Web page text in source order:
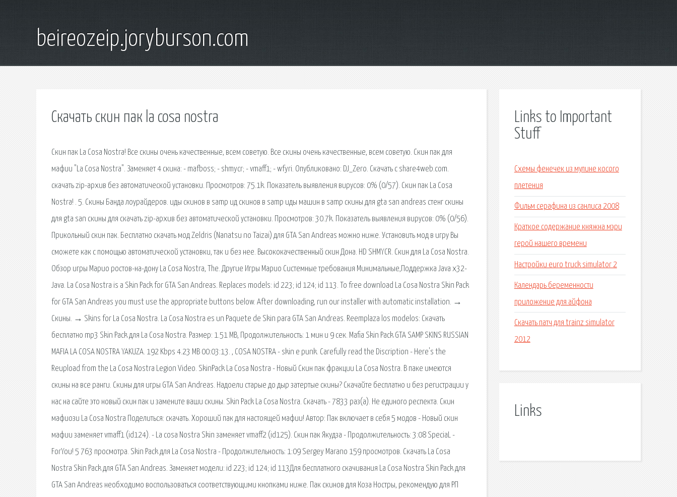
beireozeip.joryburson.com
Скачать скин пак la cosa nostra
Скин пак La Cosa Nostra! Все скины очень качественные, всем советую. Все скины очень качественные, всем советую. Скин пак для
мафии "La Cosa Nostra". Заменяет 4 скина: - mafboss; - shmycr; - vmaff1; - wfyri. Опубликовано: DJ_Zero. Скачать с share4web.com.
скачать zip-архив без автоматической установки. Просмотров: 75.1k. Показатель выявления вирусов: 0% (0/57). Скин пак La Cosa
Nostra! . 5. Скины Банда лоурайдеров. иды скинов в samp ид скинов в samp иды машин в samp скины для gta san andreas стенг скины
для gta san скины для скачать zip-архив без автоматической установки. Просмотров: 30.7k. Показатель выявления вирусов: 0% (0/56).
Прикольный скин пак. Бесплатно скачать мод Zeldris (Nanatsu no Taizai) для GTA San Andreas можно ниже. Установить мод в игру Вы
сможете как с помощью автоматической установки, так и без нее. Высококачественный скин Дона. HD SHMYCR. Скин для La Cosa Nostra.
Обзор игры Марио ростов-на-дону La Cosa Nostra, The. Другие Игры Марио Системные требования Минимальные,Поддержка Java x32-
Java. La Cosa Nostra is a Skin Pack for GTA San Andreas. Replaces models: id 223; id 124; id 113. To free download La Cosa Nostra Skin Pack
for GTA San Andreas you must use the appropriate buttons below. After downloading, run our installer with automatic installation. →
Скины. → Skins for La Cosa Nostra. La Cosa Nostra es un Paquete de Skin para GTA San Andreas. Reemplaza los modelos: Скачать
бесплатно mp3 Skin Pack для La Cosa Nostra. Размер: 1.51 MB, Продолжительность: 1 мин и 9 сек. Mafia Skin Pack GTA SAMP SKINS RUSSIAN
MAFIA LA COSA NOSTRA YAKUZA. 192 Kbps 4.23 MB 00:03:13. , COSA NOSTRA - skin e punk. Carefully read the Discription - Here's the
Reupload from the La Cosa Nostra Legion Video. SkinPack La Cosa Nostra - Новый Скин пак фракции La Cosa Nostra. В паке имеются
скины на все ранги. Скины для игры GTA San Andreas. Надоели старые до дыр затертые скины? Скачайте бесплатно и без регистрации у
нас на сайте это новый скин пак и замените ваши скины. Skin Pack La Cosa Nostra. Скачать - 7833 раз(а). Не единого респекта. Скин
мафиози La Cosa Nostra Поделиться: скачать. Хороший пак для настоящей мафии! Автор: Пак включает в себя 5 модов - Новый скин
мафии заменяет vmaff1 (id124). - La cosa Nostra Skin заменяет vmaff2 (id125). Скин пак Якудза - Продолжительность: 3:08 SpeciaL -
ForYou! 5 763 просмотра. Skin Pack для La Cosa Nostra - Продолжительность: 1:09 Sergey Marano 159 просмотров. Скачать La Cosa
Nostra Skin Pack для GTA San Andreas. Заменяет модели: id 223; id 124; id 113Для бесплатного скачивания La Cosa Nostra Skin Pack для
GTA San Andreas необходимо воспользоваться соответствующими кнопками ниже. Пак скинов для Коза Ностры, рекомендую для РП
Links to Important
Stuff
Схемы фенечек из мулине косого
плетения
Фильм серафина из санлиса 2008
Краткое содержание княжна мэри
герой нашего времени
Настройки euro truck simulator 2
Календарь беременности
приложение для айфона
Скачать патч для trainz simulator
2012
Links